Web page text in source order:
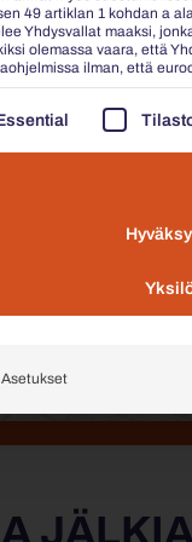
49 artiklan 1 kohdan a
Yhdysvallat maaksi,
olemassa vaara, että
ilman, että
ON
Asetukset